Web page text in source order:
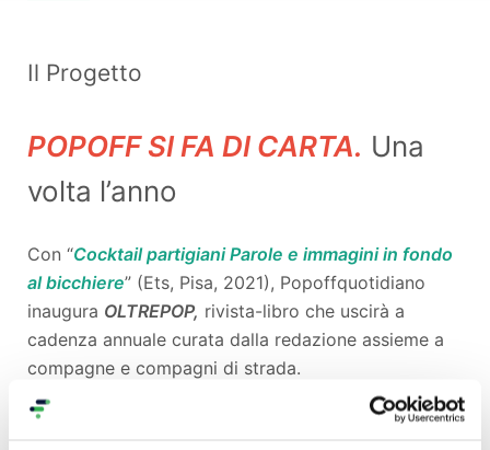
Il Progetto
POPOFF SI FA DI CARTA. Una
volta l’anno
Con “Cocktail partigiani Parole e immagini in fondo
al bicchiere” (Ets, Pisa, 2021), Popoffquotidiano
inaugura OLTREPOP, rivista-libro che uscirà a
cadenza annuale curata dalla redazione assieme a
compagne e compagni di strada.
L’autore di questo primo libro è